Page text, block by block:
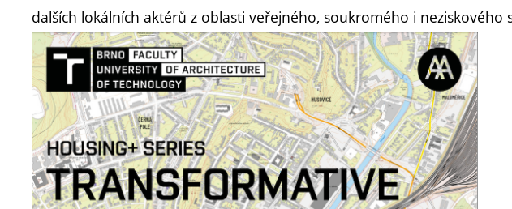
dalších lokálních aktérů z oblasti veřejného, soukromého i neziskového